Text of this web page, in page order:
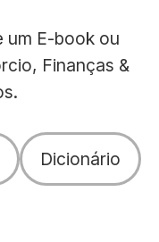
um E-book ou
Finanças &
Dicionário